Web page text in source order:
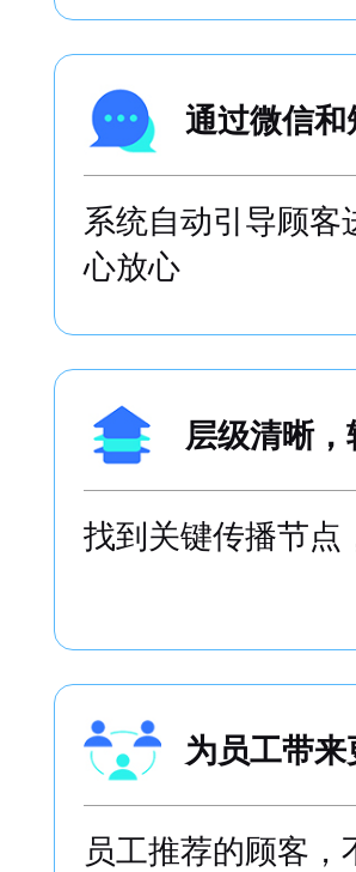
通过微信
系统自动引导顾客
心放心
层级清晰
找到关键传播节点
为员工带
员工推荐的顾客